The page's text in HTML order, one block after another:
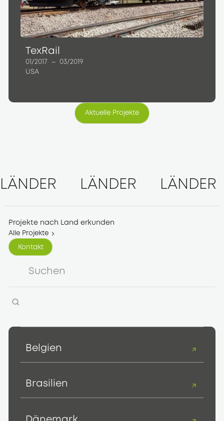
TexRail
01/2017 –
03/2019
USA
Aktuelle Projekte
Aktuelle Projekte
LÄNDER LÄNDER LÄNDER
Projekte nach Land erkunden
Alle Projekte
Kontakt
Kontakt
Belgien
Brasilien